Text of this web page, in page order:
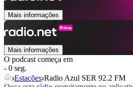
Mais informações
Mais informações
O podcast começa em
- 0 seg.
Estações Radio Azul SER 92.2 FM